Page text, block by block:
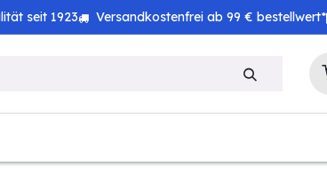
seit 1923 Versandkostenfrei ab 99 € bestellwert*